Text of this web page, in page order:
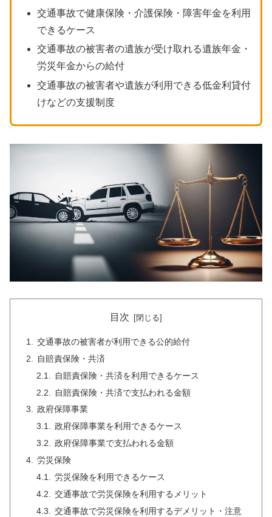
交通事故で健康保険・介護保険・障害年金を利用
できるケース
交通事故の被害者の遺族が受け取れる遺族年金・
労災年金からの給付
交通事故の被害者や遺族が利用できる低金利貸付
けなどの支援制度
目次
交通事故の被害者が利用できる公的給付
自賠責保険・共済
自賠責保険・共済を利用できるケース
自賠責保険・共済で支払われる金額
政府保障事業
政府保障事業を利用できるケース
政府保障事業で支払われる金額
労災保険
労災保険を利用できるケース
交通事故で労災保険を利用するメリット
交通事故で労災保険を利用するデメリット・注意